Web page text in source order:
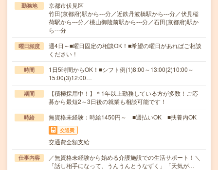
勤務地
京都市伏見区
竹田(京都府)駅から---分／近鉄丹波橋駅から---分／伏見稲
荷駅から---分／桃山御陵前駅から---分／石田(京都府)駅か
ら---分
曜日頻度
週4日～■曜日固定の相談OK！■希望の曜日があればご相談
ください！
時間
1日5時間からOK！■シフト例(1)8:00～13:00(2)10:00～
15:00(3)12:00…
期間
【積極採用中！】＊1年以上勤務している方が多数！ご応
募から最短2～3日後の就業も相談可能です！
時給 無資格未経験：時給1450円～ ■週払いOK ■扶養内OK
交通費
交通費全額支給
仕事内容
／無資格未経験から始める介護施設での生活サポート！＼
「話し相手になって、うんうんとうなずく」「天気が…